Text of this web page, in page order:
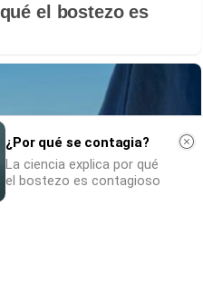
el bostezo es
¿Por qué se contagia?
La ciencia explica por qué
el bostezo es contagioso